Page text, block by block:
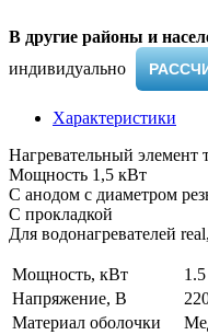
В другие районы и
индивидуально ​
Характеристики
Нагревательный элемент
Мощность 1,5 кВт
С анодом с диаметром
С прокладкой
Для водонагревателей
Мощность, кВт
1.5
Напряжение, В
Материал оболочки